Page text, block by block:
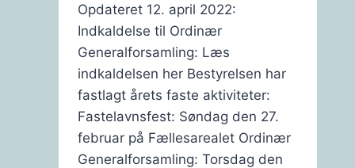
Opdateret 12. april 2022:
Indkaldelse til Ordinær
Generalforsamling: Læs
indkaldelsen her Bestyrelsen har
fastlagt årets faste aktiviteter:
Fastelavnsfest: Søndag den 27.
februar på Fællesarealet Ordinær
Generalforsamling: Torsdag den